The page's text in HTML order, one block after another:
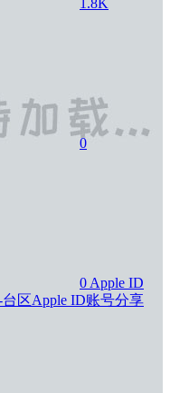
0
0 Apple ID
台区Apple ID账号分享